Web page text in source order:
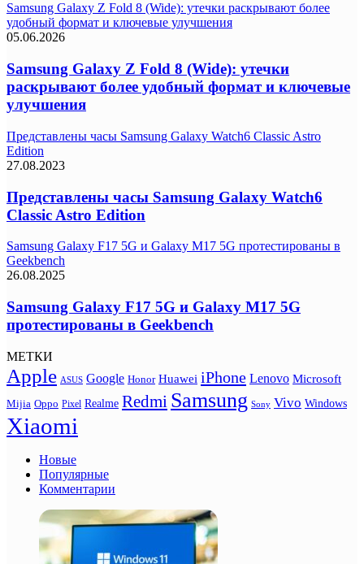
Samsung Galaxy Z Fold 8 (Wide): утечки раскрывают более
удобный формат и ключевые улучшения
05.06.2026
Samsung Galaxy Z Fold 8 (Wide): утечки
раскрывают более удобный формат и ключевые
улучшения
Представлены часы Samsung Galaxy Watch6 Classic Astro
Edition
27.08.2023
Представлены часы Samsung Galaxy Watch6
Classic Astro Edition
Samsung Galaxy F17 5G и Galaxy M17 5G протестированы в
Geekbench
26.08.2025
Samsung Galaxy F17 5G и Galaxy M17 5G
протестированы в Geekbench
МЕТКИ
Apple ASUS Google Honor Huawei iPhone Lenovo Microsoft
Mijia Oppo Pixel Realme Redmi Samsung Sony Vivo Windows
Xiaomi
Новые
Популярные
Комментарии